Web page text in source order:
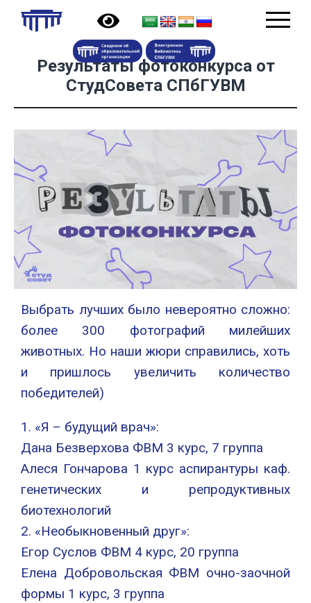
Результаты фотоконкурса от
СтудСовета СПбГУВМ
Выбрать лучших было невероятно сложно:
более 300 фотографий милейших
животных. Но наши жюри справились, хоть
и пришлось увеличить количество
победителей)
1. «Я – будущий врач»:
Дана Безверхова ФВМ 3 курс, 7 группа
Алеся Гончарова 1 курс аспирантуры каф.
генетических и репродуктивных
биотехнологий
2. «Необыкновенный друг»:
Егор Суслов ФВМ 4 курс, 20 группа
Елена Добровольская ФВМ очно-заочной
формы 1 курс, 3 группа